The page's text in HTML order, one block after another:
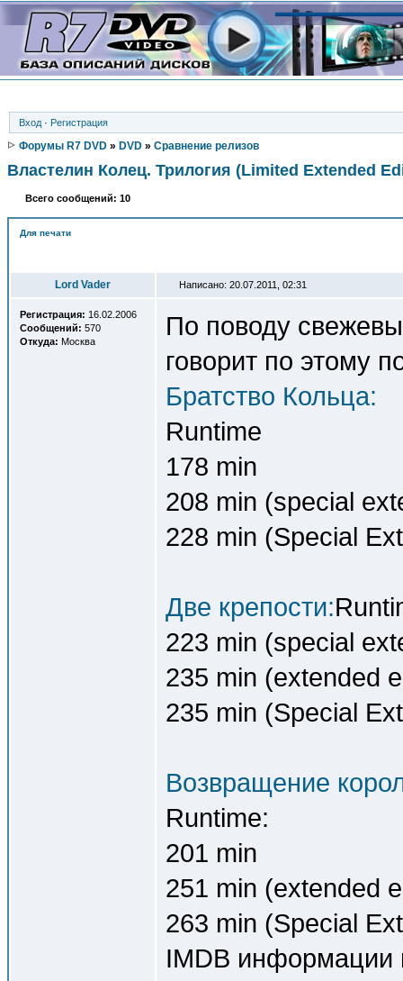
Вход · Регистрация
Форумы R7 DVD » DVD » Сравнение релизов
Властелин Колец. Трилогия (Limited Extended
Всего сообщений: 10
Для печати
Lord Vader Написано: 20.07.2011, 02:31
Регистрация: 16.02.2006
Сообщений: 570
Откуда: Москва
По поводу
говорит по этому
Братство Кольца:
Runtime
178 min
208 min (special
228 min (Special
Две крепости:
223 min (special
235 min (extended
235 min (Special
Возвращение
Runtime:
201 min
251 min (extended
263 min (Special
IMDB информации